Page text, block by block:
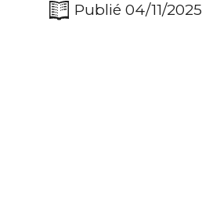
Publié 04/11/2025